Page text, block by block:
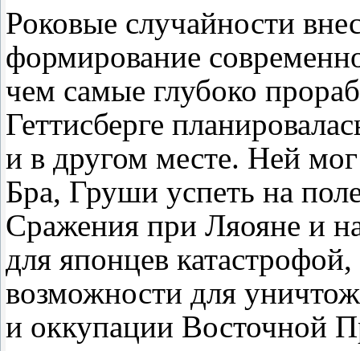
Роковые случайности
формирование
чем самые глубоко
Геттисберге
и в другом месте. Ней
Бра, Груши успеть на
Сражения при Ляояне и
для японцев
возможности для
и оккупации Восточной